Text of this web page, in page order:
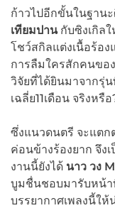
ก้าวไปอีกขั้นในฐาน
เทียมปาน กับซิงเกิล
โชว์สกิลแต่งเนื้อร้อ
การลืมใครสักคนขอ
วิจัยที่ได้ยินมาจากรุ่
เฉลี่ย11เดือน จริงหรือ
ซึ่งแนวดนตรี จะแตก
ค่อนข้างร้องยาก จึง
งานนี้ยังได้ นาว วง
บูมชื่นชอบมารับหน้า
บรรยากาศเพลงนี้ใ